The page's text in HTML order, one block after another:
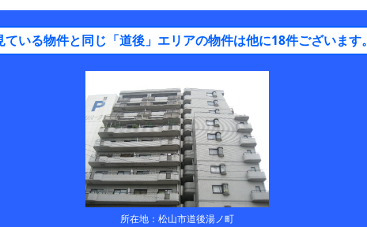
ている物件と同じ「道後」エリアの物件は他に18件ございます。
所在地：松山市道後湯ノ町